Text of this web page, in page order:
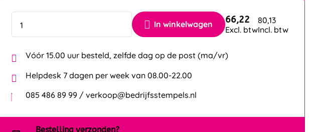
Excl. btw
Vóór 15.00 uur besteld, zelfde dag op de post (ma/vr)
Helpdesk 7 dagen per week van 08.00-22.00
085 486 89 99 / verkoop@bedrijfsstempels.nl
Je hebt nog22 uur 39 minuten en 4 seconden over